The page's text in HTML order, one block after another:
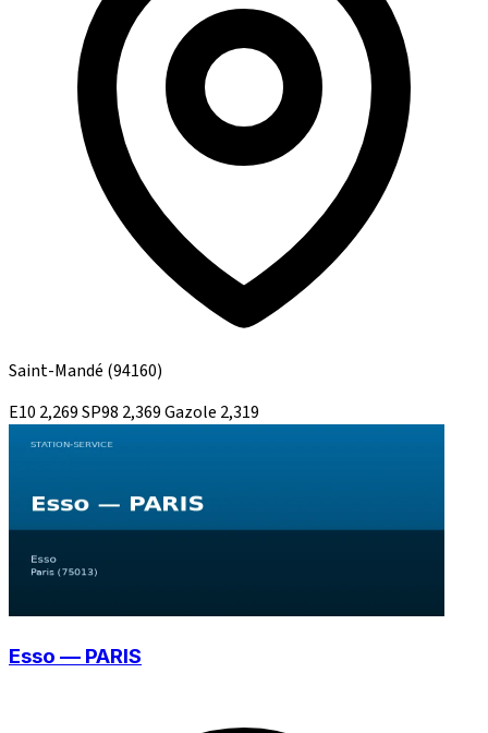
Saint-Mandé (94160)
E10 2,269SP98 2,369Gazole 2,319
Esso — PARIS